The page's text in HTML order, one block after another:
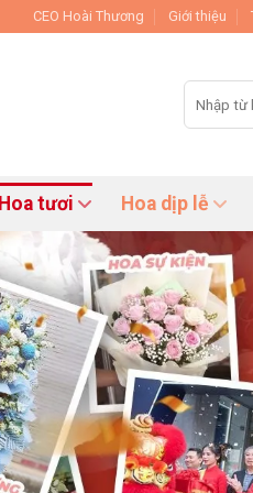
CEO Hoài Thương Giới thiệu
Tìm
kiếm:
Hoa tươi Hoa dịp lễ